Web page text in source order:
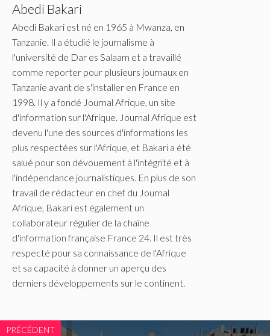
Abedi Bakari
Abedi Bakari est né en 1965 à Mwanza, en
Tanzanie. Il a étudié le journalisme à
l'université de Dar es Salaam et a travaillé
comme reporter pour plusieurs journaux en
Tanzanie avant de s'installer en France en
1998. Il y a fondé Journal Afrique, un site
d'information sur l'Afrique. Journal Afrique est
devenu l'une des sources d'informations les
plus respectées sur l'Afrique, et Bakari a été
salué pour son dévouement à l'intégrité et à
l'indépendance journalistiques. En plus de son
travail de rédacteur en chef du Journal
Afrique, Bakari est également un
collaborateur régulier de la chaîne
d'information française France 24. Il est très
respecté pour sa connaissance de l'Afrique
et sa capacité à donner un aperçu des
derniers développements sur le continent.
PRÉCÉDENT